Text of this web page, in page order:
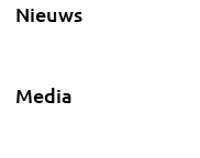
Nieuws
Media